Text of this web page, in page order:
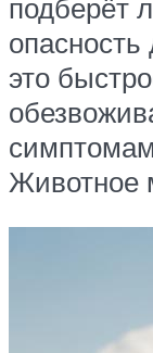
подберёт
это
Животное